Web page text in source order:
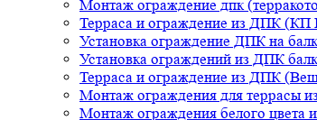
Монтаж ограждение дпк
Терраса и ограждение из ДПК
Установка ограждение ДПК на
Установка ограждений из ДПК
Терраса и ограждение из ДПК
Монтаж ограждения для террасы
Монтаж ограждения белого цвета